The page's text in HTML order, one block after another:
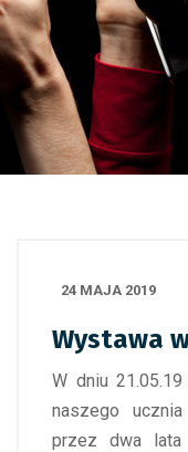
24 MAJA 2019
Wystawa
W dniu
naszego
przez dwa lata